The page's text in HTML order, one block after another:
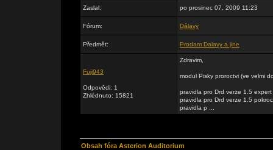
Zaslal: po prosinec 07, 2009 11:23
Fórum: Dálavy
Předmět: Prodam Dalavy a jine
Fuji943
Odpovědi: 1
Zhlédnuto: 15821
Zdravim,
modul Pisky proroctvi (ve velmi
pravidla pro Drd verze 1.5
pravidla pro Drd verze 1.5
pravidla p ...
Obsah fóra Asterion Auditorium